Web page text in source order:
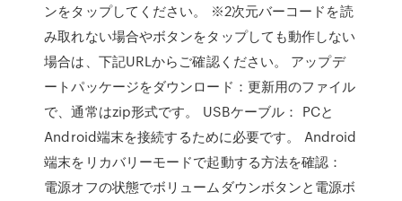
ンをタップしてください。 ※2次元バーコードを読
み取れない場合やボタンをタップしても動作しない
場合は、下記URLからご確認ください。 アップデ
ートパッケージをダウンロード：更新用のファイル
で、通常はzip形式です。 USBケーブル： PCと
Android端末を接続するために必要です。 Android
端末をリカバリーモードで起動する方法を確認：
電源オフの状態でボリュームダウンボタンと電源ボ